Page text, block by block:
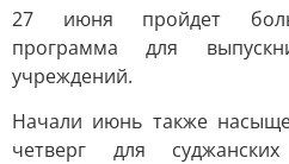
27 июня пройдет
программа для
учреждений.
Начали июнь также
четверг для